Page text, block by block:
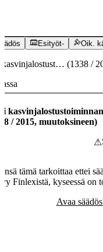
Esityöt- Oik.
(1338 /
/2015, muutoksineen)
⚠
tämä tarkoittaa ettei
Finlexistä, kyseessä on
Avaa